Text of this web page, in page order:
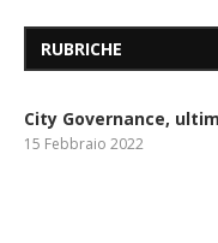
RUBRICHE
City Governance,
15 Febbraio 2022